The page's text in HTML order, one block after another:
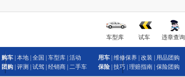
车型库 试车 违章查询
购车 本地 全国 车型库 活动
团购 评测 试驾 经销商 二手车
用车 维修保养 改装 | 用品团购
保险 技巧 理赔指南 | 保险团购